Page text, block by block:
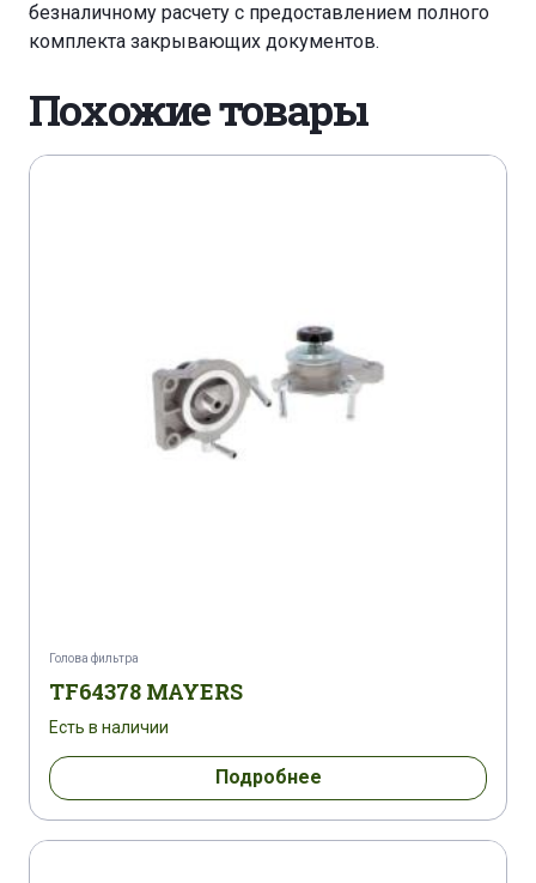
безналичному расчету с предоставлением полного
комплекта закрывающих документов.
Похожие товары
Голова фильтра
TF64378 MAYERS
Есть в наличии
Подробнее